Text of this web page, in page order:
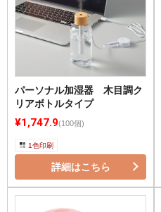
パーソナル加湿器 木目調ク
リアボトルタイプ
¥1,747.9(100個)
1色印刷
詳細はこちら